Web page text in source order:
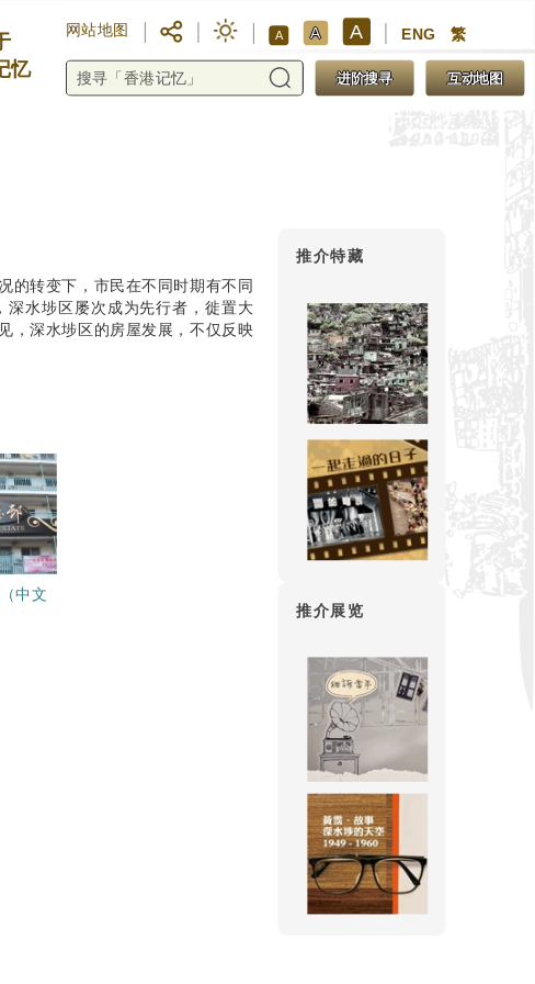
忆
网站地图 A A A ENG 繁
进阶搜寻 互动地图
的转变下，市民在不同时期有不同
深水埗区屡次成为先行者，徙置大
，深水埗区的房屋发展，不仅反映
中文
推介特藏
推介展览